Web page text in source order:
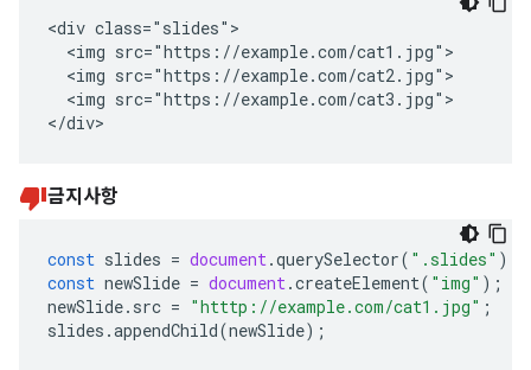
<div class="slides">
  <img src="https://example.com/cat1.jpg">
  <img src="https://example.com/cat2.jpg">
  <img src="https://example.com/cat3.jpg">
</div>
금지사항
const slides = document .querySelector( ".slides" );
const newSlide = document .createElement( "img" );
newSlide. src = "htttp://example.com/cat1.jpg" ;
slides .appendChild(newSlide);